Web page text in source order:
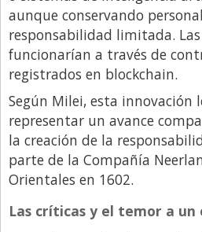
aunque conservando
responsabilidad limitada.
funcionarían a través de
registrados en blockchain.
Según Milei, esta innovación
representar un avance
la creación de la
parte de la Compañía
Orientales en 1602.
Las críticas y el temor a